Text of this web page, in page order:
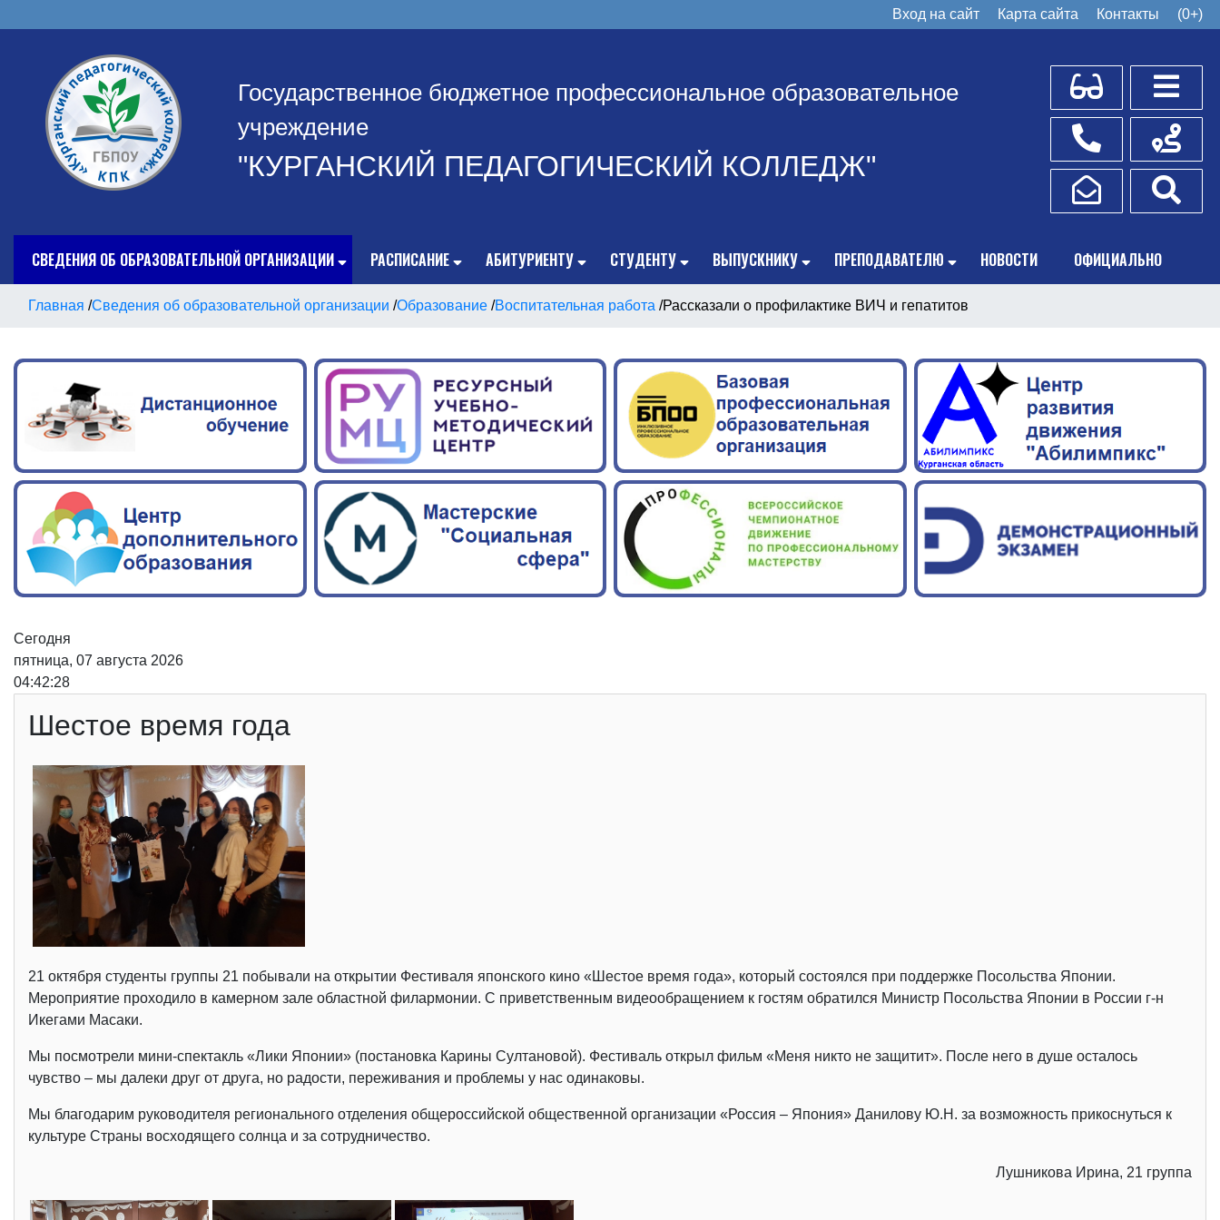
Вход на сайт Карта сайта Контакты (0+)
Государственное бюджетное профессиональное образовательное
учреждение
"КУРГАНСКИЙ ПЕДАГОГИЧЕСКИЙ КОЛЛЕДЖ"
Для слабовидящих
Телефоны
Написать обращение
Схема
СВЕДЕНИЯ ОБ ОБРАЗОВАТЕЛЬНОЙ ОРГАНИЗАЦИИ РАСПИСАНИЕ АБИТУРИЕНТУ СТУДЕНТУ ВЫПУСКНИКУ ПРЕПОДАВАТЕЛЮ НОВОСТИ ОФИЦИАЛЬНО
Главная /Сведения об образовательной организации /Образование /Воспитательная работа /Рассказали о профилактике ВИЧ и гепатитов
Сегодня
пятница, 07 августа 2026
04:42:29
Шестое время года
21 октября студенты группы 21 побывали на открытии Фестиваля японского кино «Шестое время года», который состоялся при поддержке Посольства Японии.
Мероприятие проходило в камерном зале областной филармонии. С приветственным видеообращением к гостям обратился Министр Посольства Японии в России г-н
Икегами Масаки.
Мы посмотрели мини-спектакль «Лики Японии» (постановка Карины Султановой). Фестиваль открыл фильм «Меня никто не защитит». После него в душе осталось
чувство – мы далеки друг от друга, но радости, переживания и проблемы у нас одинаковы.
Мы благодарим руководителя регионального отделения общероссийской общественной организации «Россия – Япония» Данилову Ю.Н. за возможность прикоснуться к
культуре Страны восходящего солнца и за сотрудничество.
Лушникова Ирина, 21 группа